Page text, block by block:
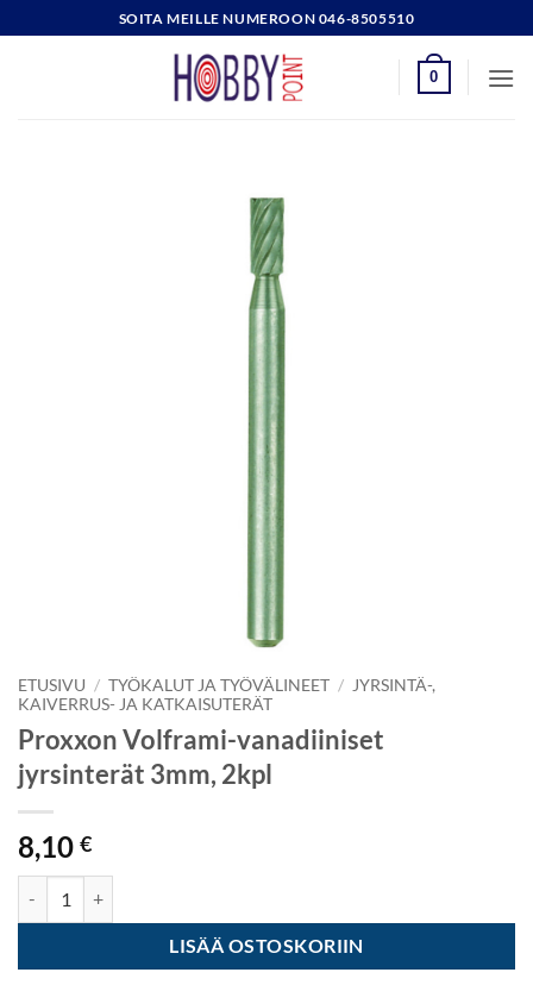
to
SOITA MEILLE NUMEROON 046-8505510
0
ETUSIVU / TYÖKALUT JA TYÖVÄLINEET /
JYRSINTÄ-,
KAIVERRUS- JA KATKAISUTERÄT
Proxxon Volframi-vanadiiniset
jyrsinterät 3mm, 2kpl
8,10 €
LISÄÄ OSTOSKORIIN